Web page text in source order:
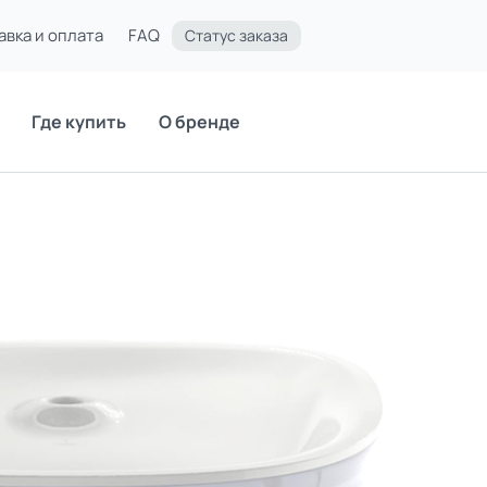
и оплата FAQ Статус заказа
Где купить О бренде